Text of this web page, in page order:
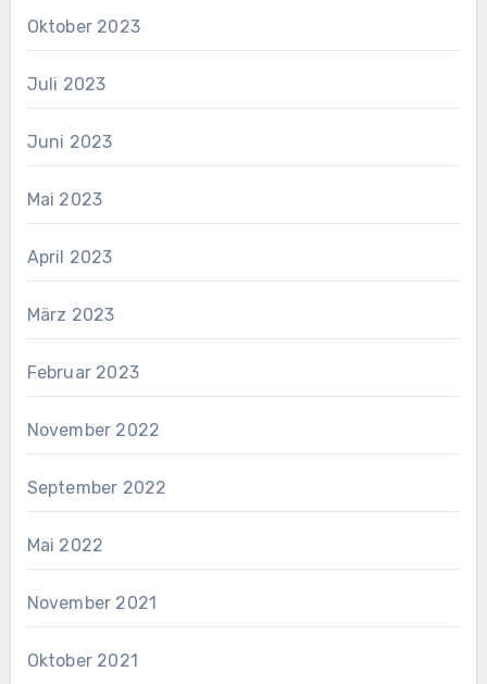
Oktober 2023
Juli 2023
Juni 2023
Mai 2023
April 2023
März 2023
Februar 2023
November 2022
September 2022
Mai 2022
November 2021
Oktober 2021